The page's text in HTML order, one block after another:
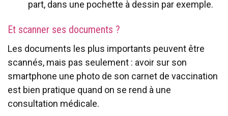
part, dans une pochette à dessin par exemple.
Et scanner ses documents ?
Les documents les plus importants peuvent être
scannés, mais pas seulement : avoir sur son
smartphone une photo de son carnet de vaccination
est bien pratique quand on se rend à une
consultation médicale.